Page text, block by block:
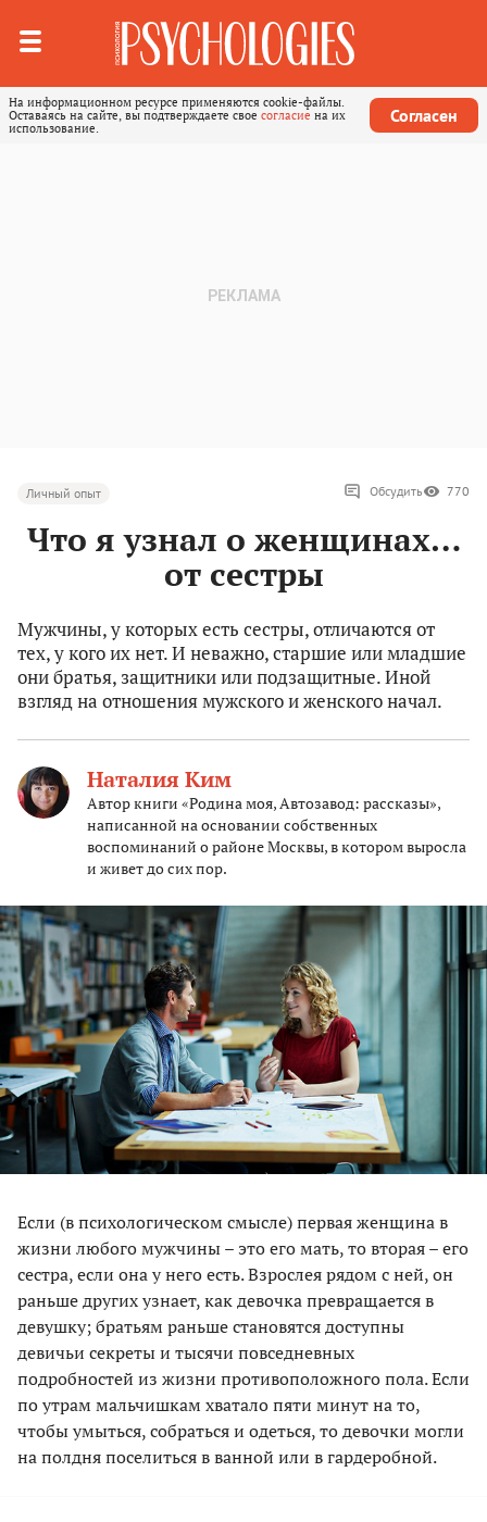
На информационном ресурсе применяются cookie-файлы.
Оставаясь на сайте, вы подтверждаете свое согласие на их
использование.
Согласен
Личный опыт Обсудить 770
Что я узнал о женщинах…
от сестры
Мужчины, у которых есть сестры, отличаются от
тех, у кого их нет. И неважно, старшие или младшие
они братья, защитники или подзащитные. Иной
взгляд на отношения мужского и женского начал.
Наталия Ким
Автор книги «Родина моя, Автозавод: рассказы»,
написанной на основании собственных
воспоминаний о районе Москвы, в котором выросла
и живет до сих пор.
Eсли (в психологическом смысле) первая женщина в
жизни любого мужчины – это его мать, то вторая – его
сестра, если она у него есть. Взрослея рядом с ней, он
раньше других узнает, как девочка превращается в
девушку; братьям раньше становятся доступны
девичьи секреты и тысячи повседневных
подробностей из жизни противоположного пола. Если
по утрам мальчишкам хватало пяти минут на то,
чтобы умыться, собраться и одеться, то девочки могли
на полдня поселиться в ванной или в гардеробной.